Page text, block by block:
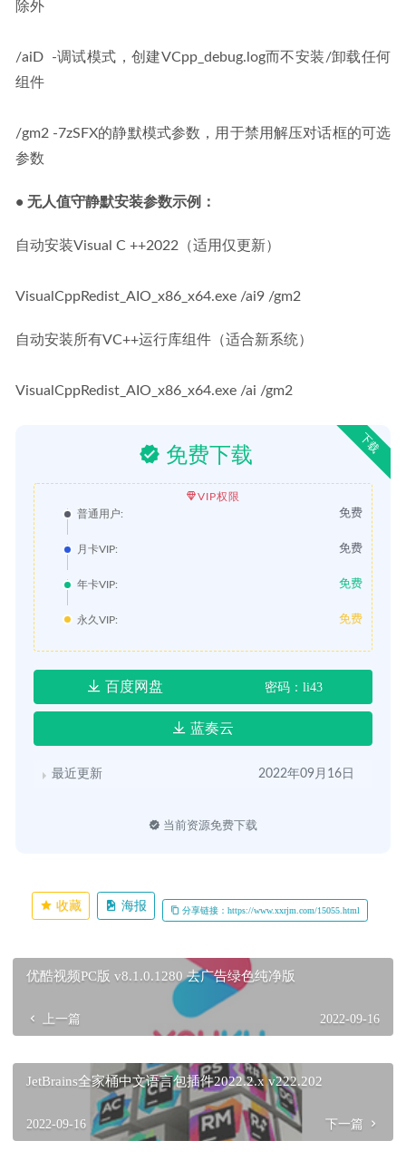
除外
/aiD  -调试模式，创建VCpp_debug.log而不安装/卸载任何
组件
/gm2 -7zSFX的静默模式参数，用于禁用解压对话框的可选
参数
• 无人值守静默安装参数示例：
自动安装Visual C ++2022（适用仅更新）
VisualCppRedist_AIO_x86_x64.exe /ai9 /gm2
自动安装所有VC++运行库组件（适合新系统）
VisualCppRedist_AIO_x86_x64.exe /ai /gm2
下载
免费下载
VIP权限
普通用户:
免费
月卡VIP: 免费
年卡VIP: 免费
永久VIP: 免费
百度网盘 密码：li43
蓝奏云
最近更新 2022年09月16日
当前资源免费下载
收藏 海报 分享链接：https://www.xxrjm.com/15055.html
优酷视频PC版 v8.1.0.1280 去广告绿色纯净版
上一篇 2022-09-16
JetBrains全家桶中文语言包插件2022.2.x v222.202
2022-09-16 下一篇